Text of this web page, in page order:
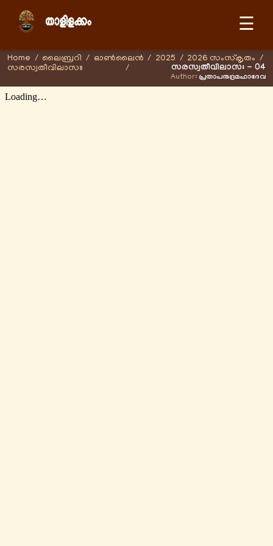
☰
Home / ലൈബ്രറി / ഓണ്‍ലൈന്‍ / 2025 / 2026 സംസ്കൃതം /
സരസ്വതീവിലാസഃ
/ സരസ്വതീവിലാസഃ - 04
Author: പ്രതാപരുദ്രമഹാദേവ